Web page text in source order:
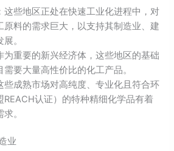
这些地区正处在快速工业化进程中，对
原料的需求巨大，以支持其制造业、建
。
为重要的新兴经济体，这些地区的基础
要大量高性价比的化工产品。
些成熟市场对高纯度、专业化且符合环
REACH认证）的特种精细化学品有着
。
业